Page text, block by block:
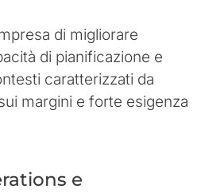
di migliorare
di pianificazione e
caratterizzati da
margini e forte esigenza
e